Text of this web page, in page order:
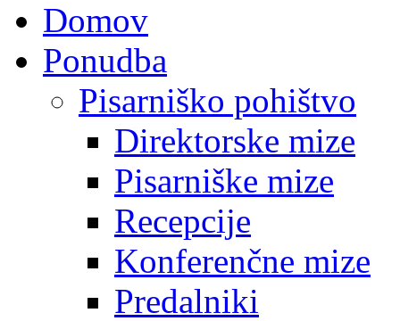
Domov
Ponudba
Pisarniško pohištvo
Direktorske mize
Pisarniške mize
Recepcije
Konferenčne mize
Predalniki